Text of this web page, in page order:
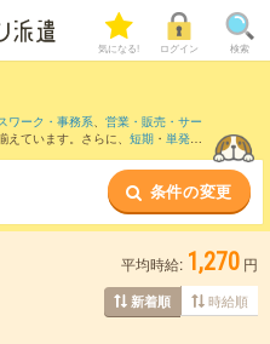
気になる! ログイン 検索
ワーク・事務系、 営業・販売・サー
ています。さらに、 短期 ・ 単発な
条件の変更
平均時給: 1,270 円
新着順 時給順